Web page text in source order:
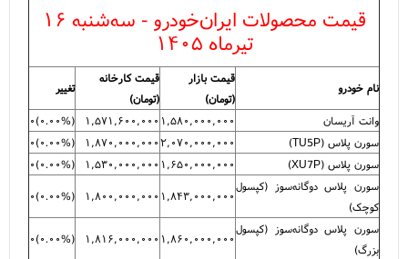
قیمت محصولات ایران‌خودرو - سه‌شنبه ۱۶
تیرماه ۱۴۰۵
نام خودرو
قیمت بازار
(تومان)
قیمت کارخانه
(تومان)
تغییر
وانت آریسان ۱,۵۸۰,۰۰۰,۰۰۰ ۱,۵۷۱,۶۰۰,۰۰۰ (۰.۰۰%)۰
سورن پلاس (TU5P)
۲,۰۷۰,۰۰۰,۰۰۰۱,۸۷۰,۰۰۰,۰۰۰ (۰.۰۰%)۰
سورن پلاس (XU7P)
۱,۶۵۰,۰۰۰,۰۰۰ ۱,۵۳۰,۰۰۰,۰۰۰ (۰.۰۰%)۰
سورن پلاس دوگانه‌سوز (کپسول
کوچک)
۱,۸۴۳,۰۰۰,۰۰۰ ۱,۸۰۰,۰۰۰,۰۰۰ (۰.۰۰%)۰
سورن پلاس دوگانه‌سوز (کپسول
بزرگ)
۱,۸۶۰,۰۰۰,۰۰۰ ۱,۸۱۶,۰۰۰,۰۰۰ (۰.۰۰%)۰